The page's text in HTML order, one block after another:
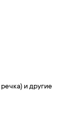
и другие